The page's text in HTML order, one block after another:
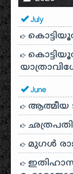
July
June
ആത്മീയ
ഛത്രപതി
മുഗൾ
ഇതിഹാസ